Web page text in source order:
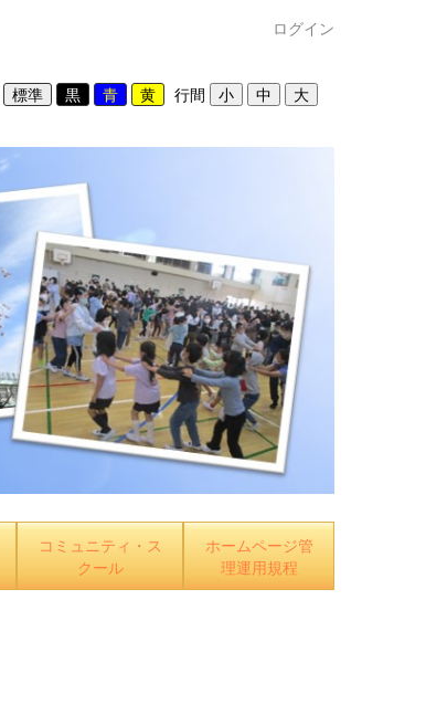
ログイン
行間
コミュニティ・ス
クール
ホームページ管
理運用規程